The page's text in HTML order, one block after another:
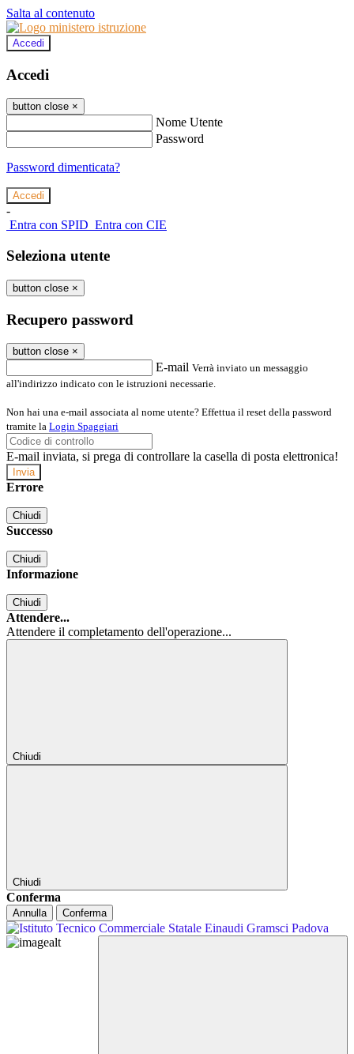
Salta al contenuto
Accedi
Accedi
button close ×
Nome Utente
Password
Password dimenticata?
-
Entra con SPID Entra con CIE
Seleziona utente
button close ×
Recupero password
button close ×
E-mail Verrà inviato un messaggio
all'indirizzo indicato con le istruzioni necessarie.
Non hai una e-mail associata al nome utente? Effettua il reset della password
tramite la Login Spaggiari
E-mail inviata, si prega di controllare la casella di posta elettronica!
Errore
Chiudi
Successo
Chiudi
Informazione
Chiudi
Attendere...
Attendere il completamento dell'operazione...
Chiudi
Chiudi
Conferma
Annulla Conferma